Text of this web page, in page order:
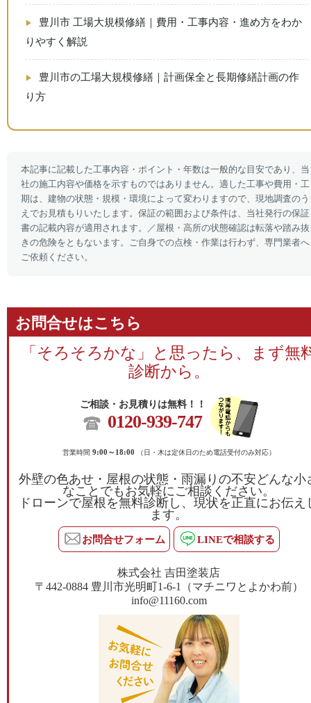
豊川市 工場大規模修繕｜費用・工事内容・進め方をわか
りやすく解説
豊川市の工場大規模修繕｜計画保全と長期修繕計画の作
り方
本記事に記載した工事内容・ポイント・年数は一般的な目安であり、当
社の施工内容や価格を示すものではありません。適した工事や費用・工
期は、建物の状態・規模・環境によって変わりますので、現地調査のう
えでお見積もりいたします。保証の範囲および条件は、当社発行の保証
書の記載内容が適用されます。／屋根・高所の状態確認は転落や踏み抜
きの危険をともないます。ご自身での点検・作業は行わず、専門業者へ
ご依頼ください。
お問合せはこちら
「そろそろかな」と思ったら、まず無
診断から。
ご相談・お見積りは無料！！
0120-939-747
営業時間 9:00～18:00 （日・木は定休日のため電話受付のみ対応）
外壁の色あせ・屋根の状態・雨漏りの不安どんな小
なことでもお気軽にご相談ください。
ドローンで屋根を無料診断し、現状を正直にお伝え
ます。
お問合せフォーム LINEで相談する
株式会社 吉田塗装店
〒442-0884 豊川市光明町1-6-1（マチニワとよかわ前）
info@11160.com